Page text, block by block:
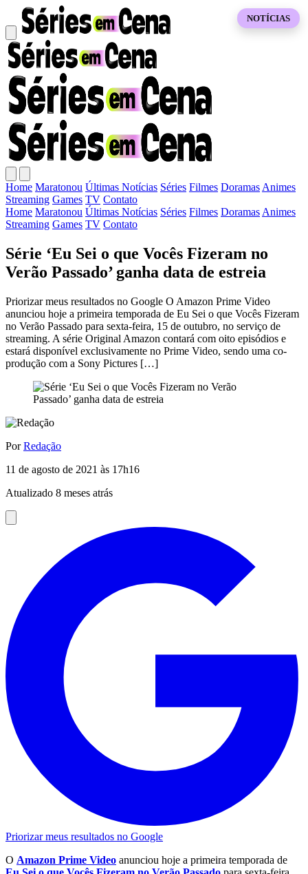
Home Maratonou Últimas Notícias Séries Filmes Doramas Animes
Streaming Games TV Contato
Home Maratonou Últimas Notícias Séries Filmes Doramas Animes
Streaming Games TV Contato
Série ‘Eu Sei o que Vocês Fizeram no
Verão Passado’ ganha data de estreia
Priorizar meus resultados no Google O Amazon Prime Video
anunciou hoje a primeira temporada de Eu Sei o que Vocês Fizeram
no Verão Passado para sexta-feira, 15 de outubro, no serviço de
streaming. A série Original Amazon contará com oito episódios e
estará disponível exclusivamente no Prime Video, sendo uma co-
produção com a Sony Pictures […]
NOTÍCIAS
PorRedação
11 de agosto de 2021 às 17h16
Atualizado 8 meses atrás
Priorizar meus resultados no Google
O Amazon Prime Video anunciou hoje a primeira temporada de